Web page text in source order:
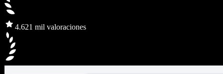
4.621 mil valoraciones